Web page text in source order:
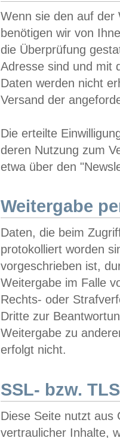
Wenn sie den auf der
benötigen wir von
die Überprüfung
Adresse sind und mit
Daten werden nicht
Versand der
Die erteilte
deren Nutzung zum
etwa über den
Weitergabe
Daten, die beim
protokolliert worden
vorgeschrieben ist,
Weitergabe im Falle
Rechts- oder
Dritte zur
Weitergabe zu
erfolgt nicht.
SSL- bzw.
Diese Seite nutzt aus
vertraulicher Inhalte,